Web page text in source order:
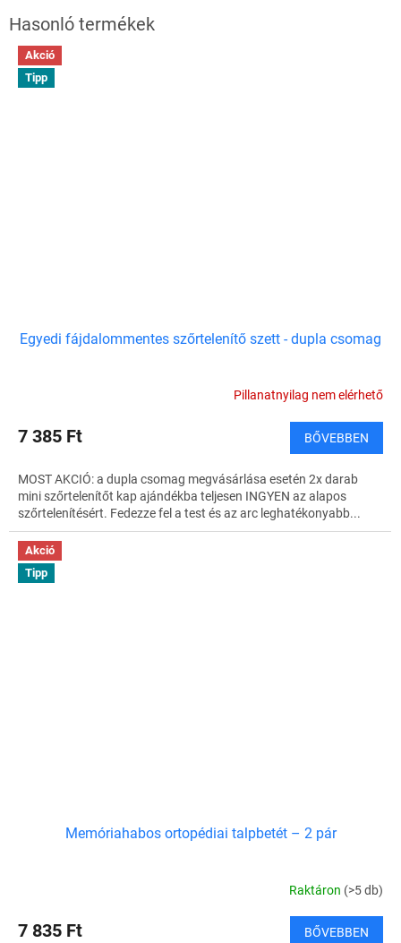
Akció
Tipp
Egyedi fájdalommentes szőrtelenítő szett - dupla csomag
Pillanatnyilag nem elérhető
7 385 Ft BŐVEBBEN
MOST AKCIÓ: a dupla csomag megvásárlása esetén 2x darab
mini szőrtelenítőt kap ajándékba teljesen INGYEN az alapos
szőrtelenítésért. Fedezze fel a test és az arc leghatékonyabb...
Akció
Tipp
Memóriahabos ortopédiai talpbetét – 2 pár
Raktáron (>5 db)
7 835 Ft BŐVEBBEN